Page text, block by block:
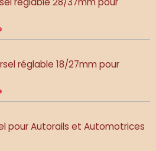
réglable 18/27mm pour
pour Autorails et Automotrices